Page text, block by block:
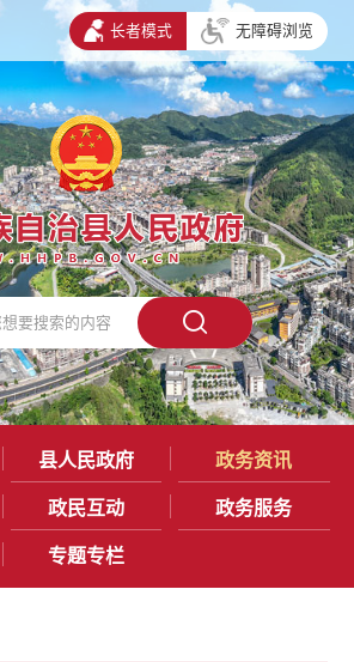
长者模式 无障碍浏览
县人民政府 政务资讯
政民互动 政务服务
专题专栏